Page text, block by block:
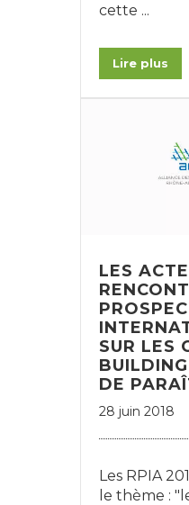
cette ...
Lire plus
LES
SUR LES
DE
28 juin 2018
Les RPIA
le thème :